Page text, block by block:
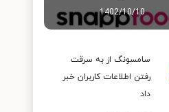
1402/10/10
سامسونگ از به سرقت
رفتن اطلاعات کاربران خبر
داد